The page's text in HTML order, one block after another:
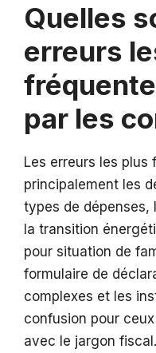
Quelles
erreurs
par les
Les erreurs les
principalement les
types de dépenses,
la transition
pour situation de
formulaire de
complexes et les
confusion pour
avec le jargon